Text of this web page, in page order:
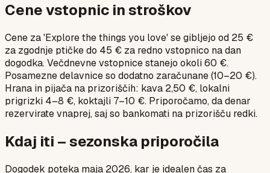
Cene vstopnic in stroškov
Cene za 'Explore the things you love' se gibljejo od 25 €
za zgodnje ptičke do 45 € za redno vstopnico na dan
dogodka. Večdnevne vstopnice stanejo okoli 60 €.
Posamezne delavnice so dodatno zaračunane (10–20 €).
Hrana in pijača na prizoriščih: kava 2,50 €, lokalni
prigrizki 4–8 €, koktajli 7–10 €. Priporočamo, da denar
rezervirate vnaprej, saj so bankomati na prizorišču redki.
Kdaj iti – sezonska priporočila
Dogodek poteka maja 2026, kar je idealen čas za